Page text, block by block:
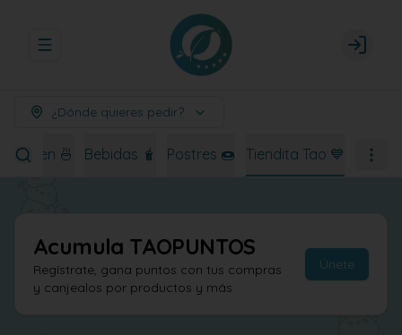
Abrir menu de navegación Login
¿Dónde quieres pedir?
Ramen 🍜 Bebidas 🧋 Postres 🍩 Tiendita Tao 💙
Acumula TAOPUNTOS
Regístrate, gana puntos con tus compras
y canjealos por productos y más
Únete